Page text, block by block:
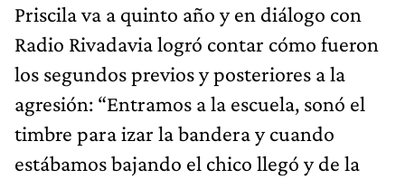
Priscila va a quinto año y en diálogo con
Radio Rivadavia logró contar cómo fueron
los segundos previos y posteriores a la
agresión: “Entramos a la escuela, sonó el
timbre para izar la bandera y cuando
estábamos bajando el chico llegó y de la